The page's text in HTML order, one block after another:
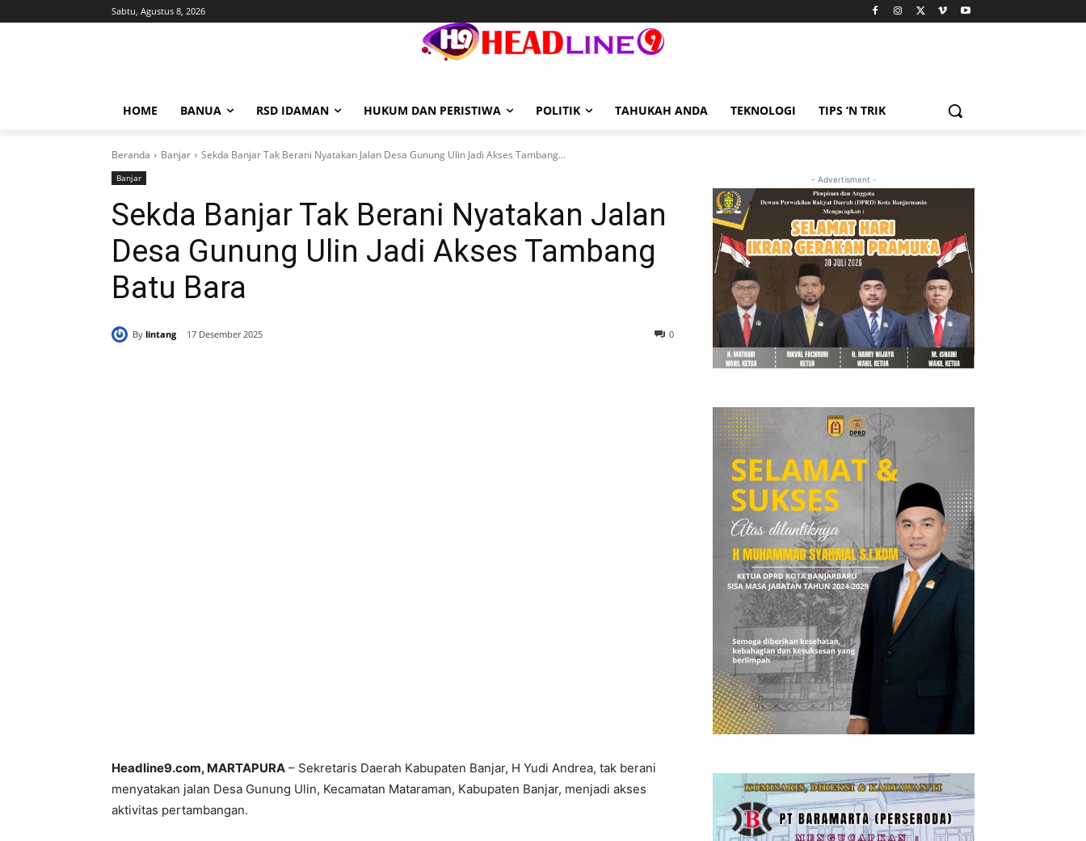
Sabtu, Agustus 8, 2026
HOME BANUA RSD IDAMAN HUKUM DAN PERISTIWA POLITIK TAHUKAH ANDA TEKNOLOGI TIPS ‘N TRIK
Beranda Banjar Sekda Banjar Tak Berani Nyatakan Jalan Desa Gunung Ulin Jadi Akses Tambang...
Banjar
Sekda Banjar Tak Berani Nyatakan Jalan
Desa Gunung Ulin Jadi Akses Tambang
Batu Bara
By lintang 17 Desember 2025 0
Headline9.com, MARTAPURA – Sekretaris Daerah Kabupaten Banjar, H Yudi Andrea, tak berani
menyatakan jalan Desa Gunung Ulin, Kecamatan Mataraman, Kabupaten Banjar, menjadi akses
aktivitas pertambangan.
- Advertisment -